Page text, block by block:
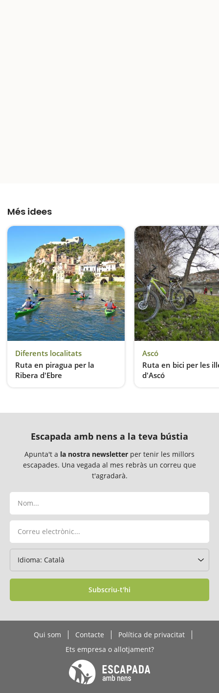
Més idees
Diferents localitats
Ruta en piragua per la
Ribera d'Ebre
Ascó
Ruta en bici per les
d'Ascó
Escapada amb nens a la teva bústia
Apunta't a la nostra newsletter per tenir les millors
escapades. Una vegada al mes rebràs un correu que
t'agradarà.
Subscriu-t'hi
Qui som Contacte
Política de privacitat
Ets empresa o allotjament?